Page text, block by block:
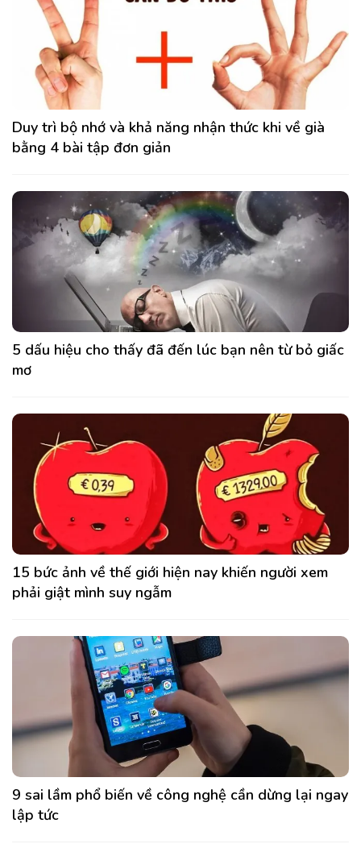
Duy trì bộ nhớ và khả năng nhận thức khi về già
bằng 4 bài tập đơn giản
5 dấu hiệu cho thấy đã đến lúc bạn nên từ bỏ giấc
mơ
15 bức ảnh về thế giới hiện nay khiến người xem
phải giật mình suy ngẫm
9 sai lầm phổ biến về công nghệ cần dừng lại ngay
lập tức